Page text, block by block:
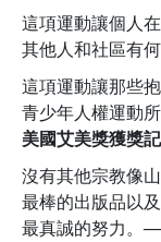
這項運動讓個人
其他人和社區有何
這項運動讓那些
青少年人權運動
美國艾美獎獲獎
沒有其他宗教像
最棒的出版品以
最真誠的努力。